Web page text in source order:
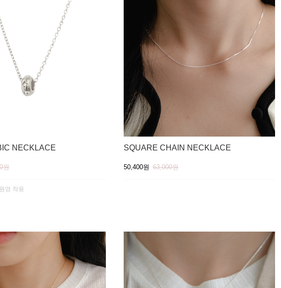
NECKLACE
원
영 착용
SQUARE CHAIN NECKLACE
50,400원 63,000원